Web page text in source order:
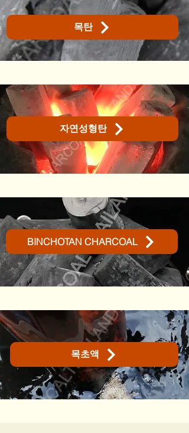
목탄
자연성형탄
BINCHOTAN CHARCOAL
목초액